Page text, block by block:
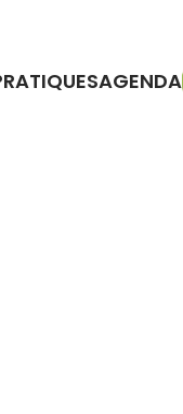
AGENDA